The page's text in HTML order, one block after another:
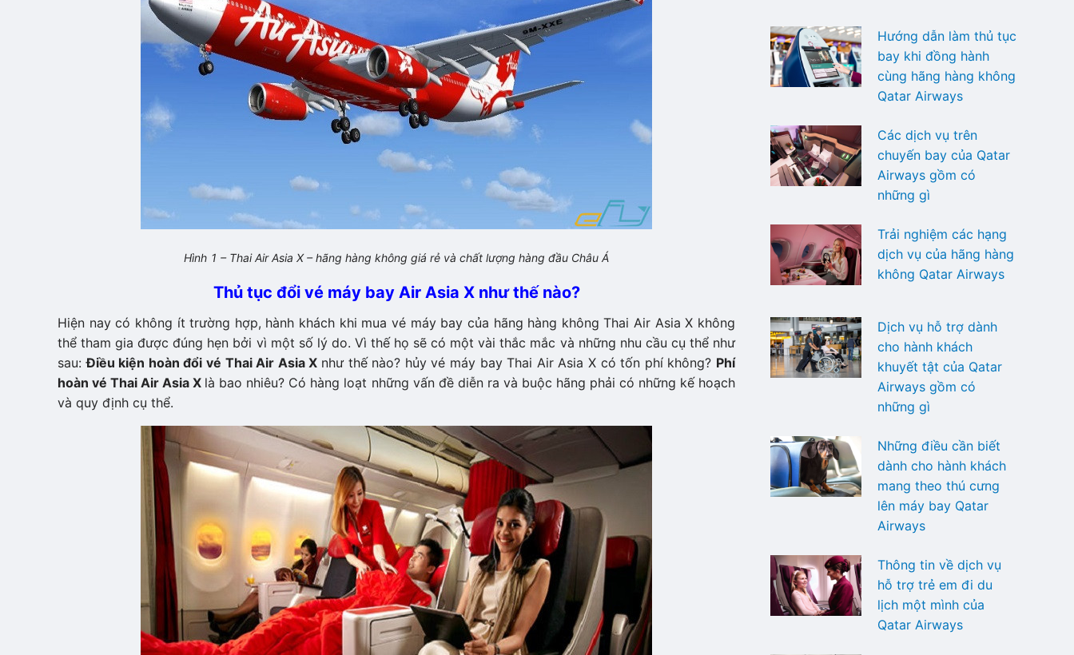
Hình 1 – Thai Air Asia X – hãng hàng không giá rẻ và chất lượng hàng đầu Châu Á
Thủ tục đổi vé máy bay Air Asia X như thế nào?
Hiện nay có không ít trường hợp, hành khách khi mua vé máy bay của hãng hàng không Thai Air Asia X không
thể tham gia được đúng hẹn bởi vì một số lý do. Vì thế họ sẽ có một vài thắc mắc và những nhu cầu cụ thể như
sau:Điều kiện hoàn đổi vé Thai Air Asia X như thế nào? hủy vé máy bay Thai Air Asia X có tốn phí không? Phí
hoàn vé Thai Air Asia X là bao nhiêu? Có hàng loạt những vấn đề diễn ra và buộc hãng phải có những kế hoạch
và quy định cụ thể.
Hướng dẫn làm thủ tục
bay khi đồng hành
cùng hãng hàng không
Qatar Airways
Các dịch vụ trên
chuyến bay của Qatar
Airways gồm có
những gì
Trải nghiệm các hạng
dịch vụ của hãng hàng
không Qatar Airways
Dịch vụ hỗ trợ dành
cho hành khách
khuyết tật của Qatar
Airways gồm có
những gì
Những điều cần biết
dành cho hành khách
mang theo thú cưng
lên máy bay Qatar
Airways
Thông tin về dịch vụ
hỗ trợ trẻ em đi du
lịch một mình của
Qatar Airways